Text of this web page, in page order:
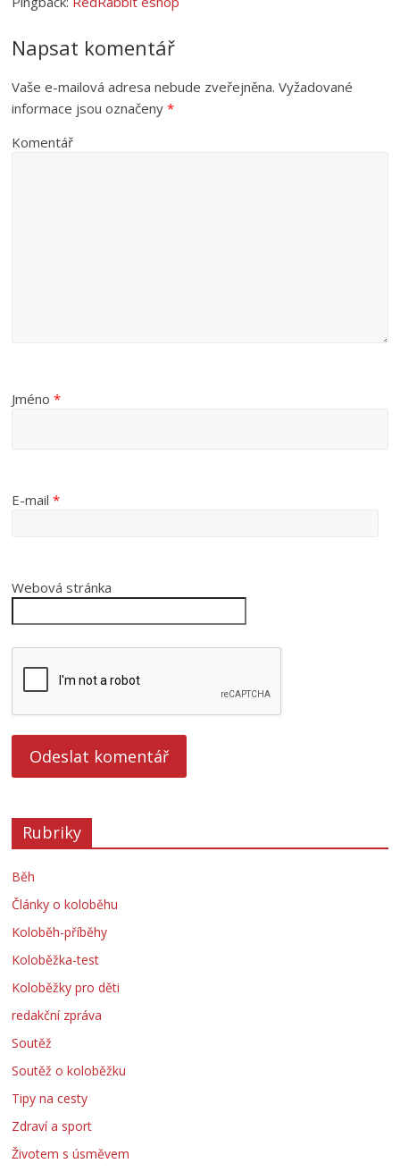
Napsat komentář
Vaše e-mailová adresa nebude zveřejněna. Vyžadované
informace jsou označeny*
Komentář
Jméno*
E-mail*
Webová stránka
Rubriky
Běh
Články o koloběhu
Koloběh-příběhy
Koloběžka-test
Koloběžky pro děti
redakční zpráva
Soutěž
Soutěž o koloběžku
Tipy na cesty
Zdraví a sport
Životem s úsměvem